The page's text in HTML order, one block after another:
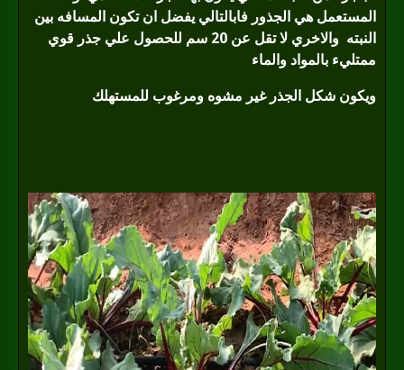
المستعمل هي الجذور فابالتالي يفضل ان تكون المسافه بين
النبته
والاخري لا تقل عن 20 سم للحصول علي جذر قوي
ممتليء بالمواد والماء
ويكون شكل الجذر غير مشوه ومرغوب للمستهلك